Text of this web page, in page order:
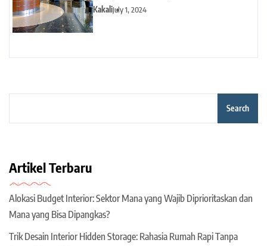
KakaliJuly 1, 2024
Search
Artikel Terbaru
Alokasi Budget Interior: Sektor Mana yang Wajib Diprioritaskan dan
Mana yang Bisa Dipangkas?
Trik Desain Interior Hidden Storage: Rahasia Rumah Rapi Tanpa